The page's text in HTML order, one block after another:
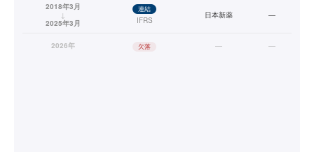
2018年3月
↓
2025年3月
連結
IFRS
日本新薬 —
2026年 欠落 — —